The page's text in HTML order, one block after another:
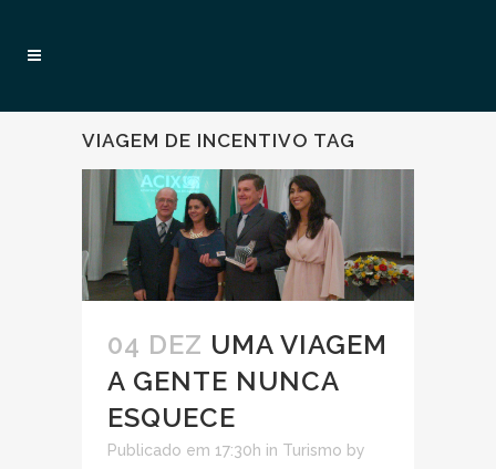
VIAGEM DE INCENTIVO TAG
04 DEZ UMA VIAGEM
A GENTE NUNCA
ESQUECE
Publicado em 17:30h in Turismo by